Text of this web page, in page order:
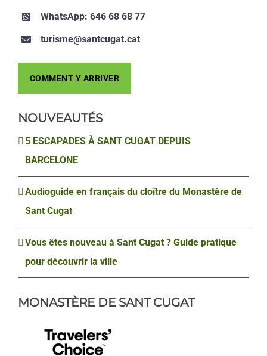
WhatsApp: 646 68 68 77
turisme@santcugat.cat
COMMENT Y ARRIVER
NOUVEAUTÉS
5 ESCAPADES À SANT CUGAT DEPUIS
BARCELONE
Audioguide en français du cloître du Monastère de
Sant Cugat
Vous êtes nouveau à Sant Cugat ? Guide pratique
pour découvrir la ville
MONASTÈRE DE SANT CUGAT